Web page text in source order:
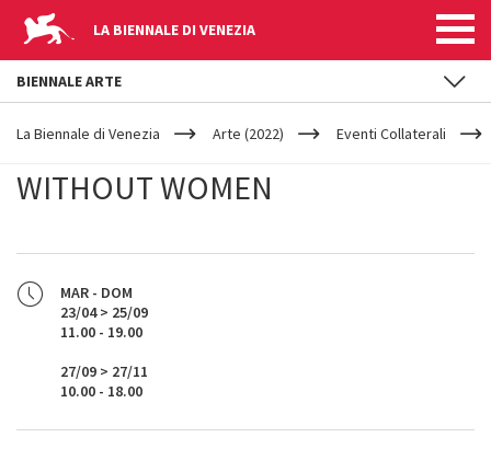
LA BIENNALE DI VENEZIA
YOUR
ARE
La Biennale di Venezia Arte (2022) Eventi Collaterali
WITHOUT WOMEN
MAR - DOM
23/04 > 25/09
11.00 - 19.00
27/09 > 27/11
10.00 - 18.00
BIENNALE ARTE